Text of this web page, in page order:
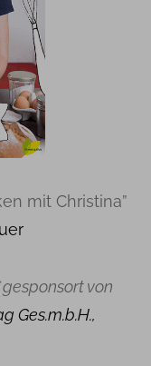
mit Christina”
gesponsort von
Ges.m.b.H.,